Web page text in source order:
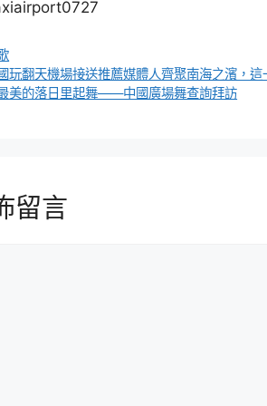
玩翻天機場接送推薦媒體人齊聚南海之濱，
美的落日里起舞——中國廣場舞查詢拜訪
留言